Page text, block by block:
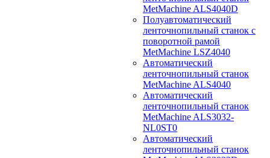
MetMachine ALS4040D
Полуавтоматический
ленточнопильный станок с
поворотной рамой
MetMachine LSZ4040
Автоматический
ленточнопильный станок
MetMachine ALS4040
Автоматический
ленточнопильный станок
MetMachine ALS3032-
NL0ST0
Автоматический
ленточнопильный станок